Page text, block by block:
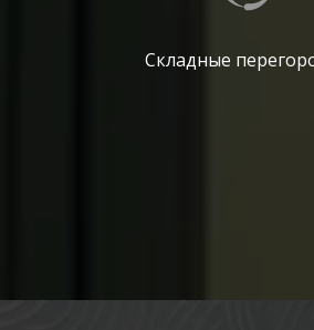
Складные